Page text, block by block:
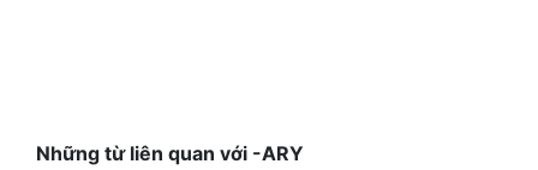
Những từ liên quan với -ARY